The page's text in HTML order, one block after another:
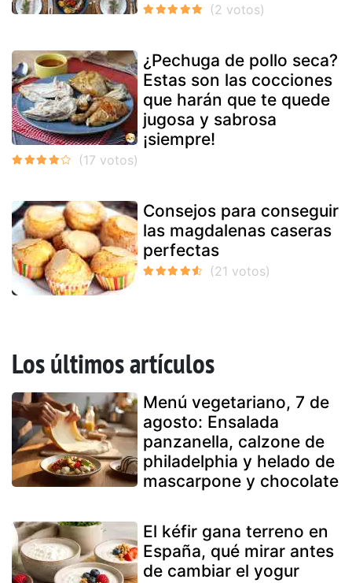
¿Pechuga de pollo seca?
Estas son las cocciones
que harán que te quede
jugosa y sabrosa
¡siempre!
Consejos para conseguir
las magdalenas caseras
perfectas
Los últimos artículos
Menú vegetariano, 7 de
agosto: Ensalada
panzanella, calzone de
philadelphia y helado de
mascarpone y chocolate
El kéfir gana terreno en
España, qué mirar antes
de cambiar el yogur